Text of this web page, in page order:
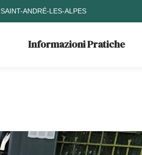
SAINT-ANDRÉ-LES-ALPES
Informazioni Pratiche